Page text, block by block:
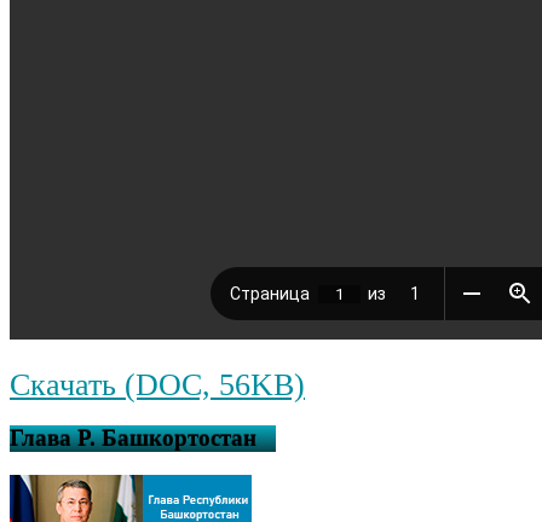
Скачать (DOC, 56KB)
Глава Р. Башкортостан